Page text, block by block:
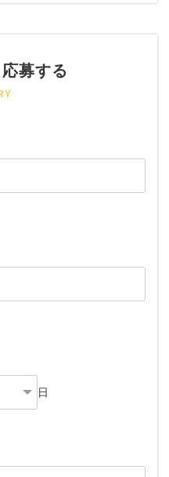
募する
日